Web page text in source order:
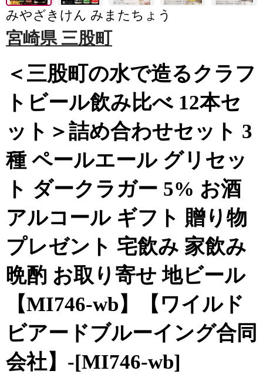
みやざきけん みまたちょう
宮崎県 三股町
＜三股町の水で造るクラフ
トビール飲み比べ 12本セ
ット＞詰め合わせセット 3
種 ペールエール グリセッ
ト ダークラガー 5% お酒
アルコール ギフト 贈り物
プレゼント 宅飲み 家飲み
晩酌 お取り寄せ 地ビール
【MI746-wb】【ワイルド
ビアードブルーイング合同
会社】-[MI746-wb]